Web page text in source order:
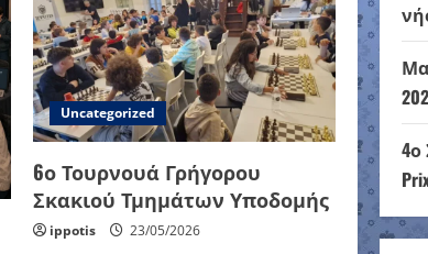
Uncategorized
6ο Τουρνουά Γρήγορου
Σκακιού Τμημάτων Υποδομής
ippotis 23/05/2026
4ο